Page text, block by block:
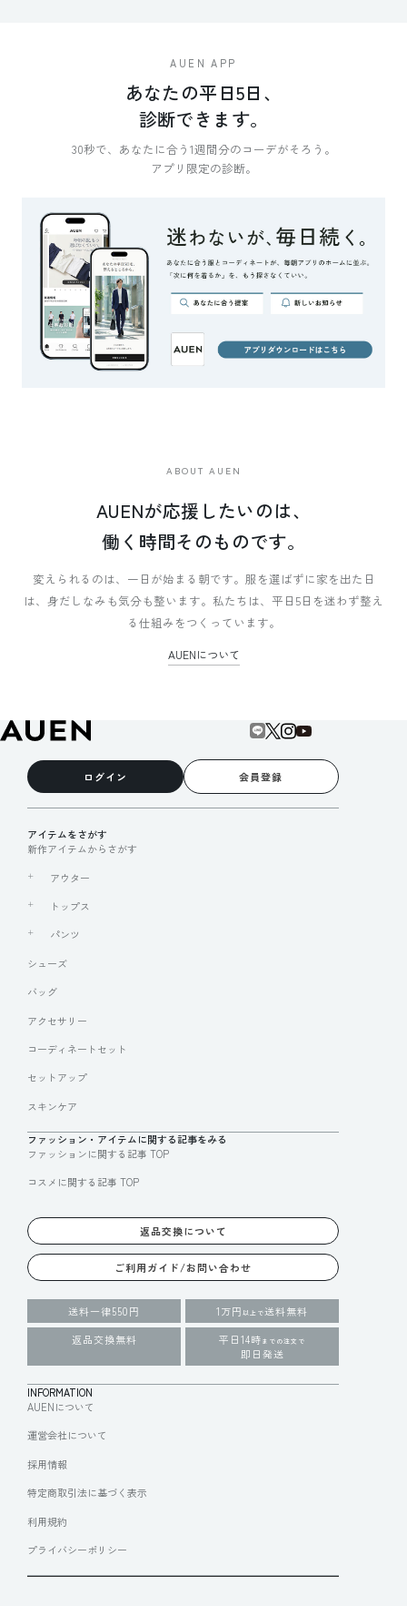
AUEN APP
あなたの平日5日、
診断できます。
30秒で、あなたに合う1週間分のコーデがそろう。
アプリ限定の診断。
ABOUT AUEN
AUENが応援したいのは、
働く時間そのものです。
変えられるのは、一日が始まる朝です。 服を選ばずに家を出た日
は、身だしなみも気分も整います。 私たちは、平日5日を迷わず整え
る仕組みをつくっています。
AUENについて
ログイン 会員登録
アイテムをさがす
新作アイテムからさがす
アウター
トップス
パンツ
シューズ
バッグ
アクセサリー
コーディネートセット
セットアップ
スキンケア
ファッション・アイテムに関する記事をみる
ファッションに関する記事 TOP
コスメに関する記事 TOP
返品交換について
ご利用ガイド/お問い合わせ
送料一律550円 1万円 以上で送料無料
返品交換無料
平日14時 までの注文で
即日発送
INFORMATION
AUENについて
運営会社について
採用情報
特定商取引法に基づく表示
利用規約
プライバシーポリシー